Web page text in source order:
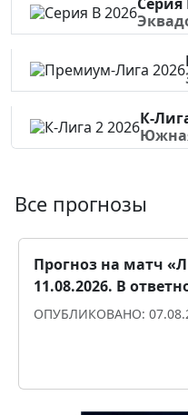
К-
Все прогнозы
Прогноз на матч
11.08.2026. В
ОПУБЛИКОВАНО: